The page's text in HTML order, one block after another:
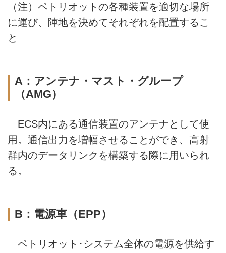
（注）ペトリオットの各種装置を適切な場所
に運び、陣地を決めてそれぞれを配置するこ
と
A：アンテナ・マスト・グループ
（AMG）
ECS内にある通信装置のアンテナとして使
用。通信出力を増幅させることができ、高射
群内のデータリンクを構築する際に用いられ
る。
B：電源車（EPP）
ペトリオット･システム全体の電源を供給す